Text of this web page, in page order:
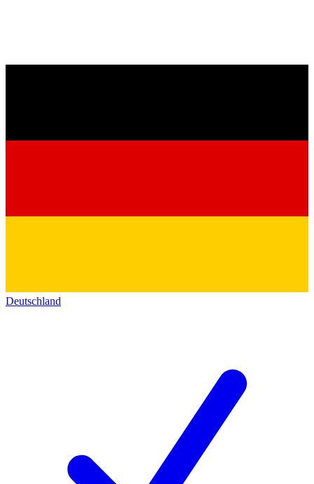
Deutschland